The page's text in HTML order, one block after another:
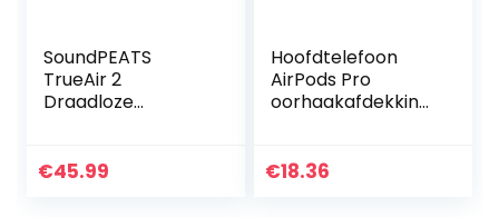
SoundPEATS
TrueAir 2
Draadloze
Bluetooth 5.2 in-
€45.99
Hoofdtelefoon
AirPods Pro
oorhaakafdekking,
€18.36